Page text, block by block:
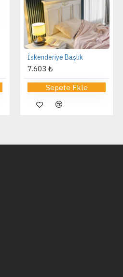
İskenderiye Başlık
7.603 ₺
Sepete Ekle